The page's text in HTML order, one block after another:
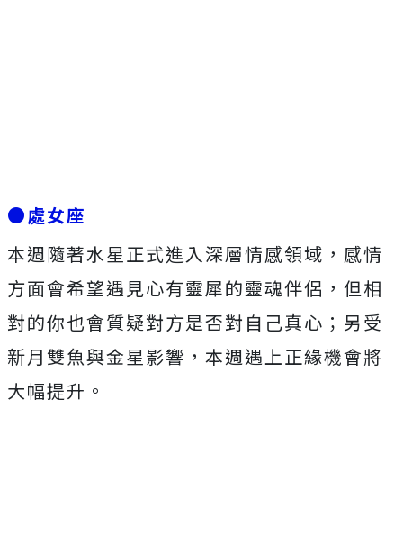
●處女座
本週隨著水星正式進入深層情感領域，感情
方面會希望遇見心有靈犀的靈魂伴侶，但相
對的你也會質疑對方是否對自己真心；另受
新月雙魚與金星影響，本週遇上正緣機會將
大幅提升。